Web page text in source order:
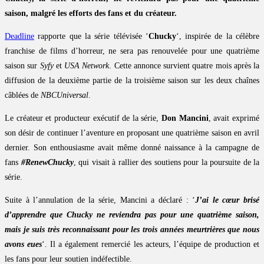
saison, malgré les efforts des fans et du créateur.
Deadline rapporte que la série télévisée ‘Chucky‘, inspirée de la célèbre
franchise de films d’horreur, ne sera pas renouvelée pour une quatrième
saison sur Syfyet USA Network. Cette annonce survient quatre mois après la
diffusion de la deuxième partie de la troisième saison sur les deux chaînes
câblées de NBCUniversal.
Le créateur et producteur exécutif de la série,Don Mancini, avait exprimé
son désir de continuer l’aventure en proposant une quatrième saison en avril
dernier. Son enthousiasme avait même donné naissance à la campagne de
fans #RenewChucky, qui visait à rallier des soutiens pour la poursuite de la
série.
Suite à l’annulation de la série, Mancini a déclaré : ‘J’ai le cœur brisé
d’apprendre que Chucky ne reviendra pas pour une quatrième saison,
mais je suis très reconnaissant pour les trois années meurtrières que nous
avons eues‘. Il a également remercié les acteurs, l’équipe de production et
les fans pour leur soutien indéfectible.